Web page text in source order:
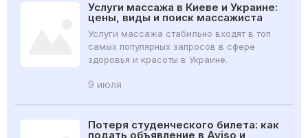
Услуги массажа в Киеве и Украине:
цены, виды и поиск массажиста
Услуги массажа стабильно входят в топ
самых популярных запросов в сфере
здоровья и красоты в Украине.
9 июля
Потеря студенческого билета: как
подать объявление в Aviso и